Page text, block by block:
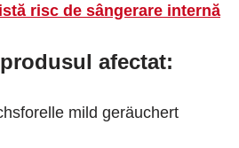
risc de sângerare internă
afectat:
mild geräuchert